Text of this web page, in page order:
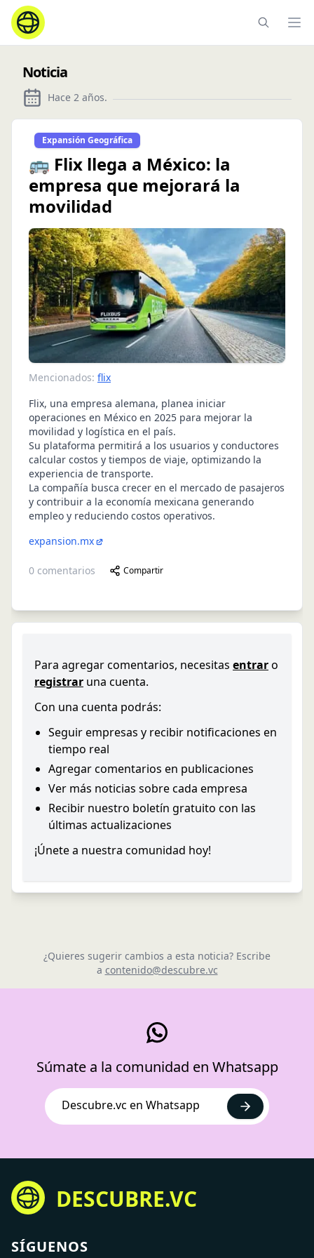
Noticia
Hace 2 años.
Expansión Geográfica
🚌 Flix llega a México: la
empresa que mejorará la
movilidad
Mencionados: flix
Flix, una empresa alemana, planea iniciar
operaciones en México en 2025 para mejorar la
movilidad y logística en el país.
Su plataforma permitirá a los usuarios y conductores
calcular costos y tiempos de viaje, optimizando la
experiencia de transporte.
La compañía busca crecer en el mercado de pasajeros
y contribuir a la economía mexicana generando
empleo y reduciendo costos operativos.
expansion.mx
0 comentarios Compartir
Para agregar comentarios, necesitas entraro
registrar una cuenta.
Con una cuenta podrás:
Seguir empresas y recibir notificaciones en
tiempo real
Agregar comentarios en publicaciones
Ver más noticias sobre cada empresa
Recibir nuestro boletín gratuito con las
últimas actualizaciones
¡Únete a nuestra comunidad hoy!
¿Quieres sugerir cambios a esta noticia? Escribe
a contenido@descubre.vc
Súmate a la comunidad en Whatsapp
Descubre.vc en Whatsapp
DESCUBRE.VC
SÍGUENOS